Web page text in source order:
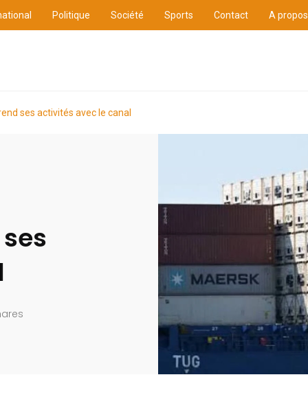
Politique Société Sports Contact A propos
ses activités avec le canal